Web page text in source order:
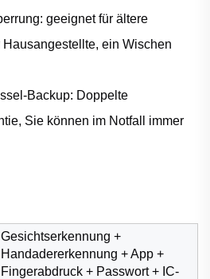
geeignet für ältere
ein Wischen
Backup: Doppelte
Sie können im Notfall immer
Gesichtserkennung +
Handadererkennung + App +
Fingerabdruck + Passwort + IC-